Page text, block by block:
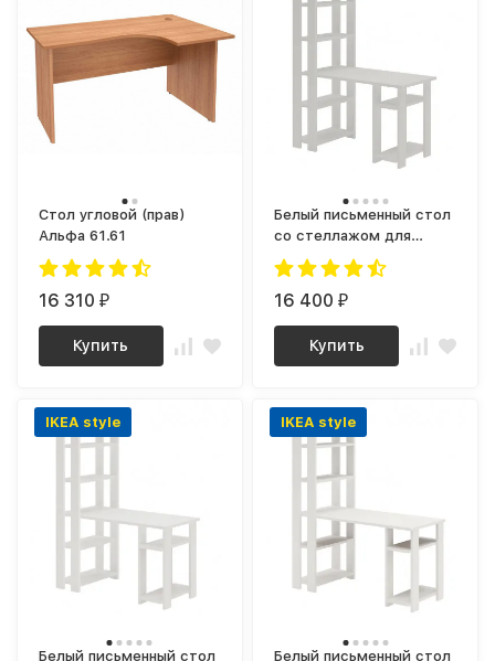
Стол угловой (прав)
Альфа 61.61
16 310₽
Купить
Белый письменный стол
со стеллажом для
школьника с полками |
стол для маникюра |
письменный стол как
СТН 180-120
16 400₽
Купить
IKEA style
Белый письменный стол
IKEA style
Белый письменный стол